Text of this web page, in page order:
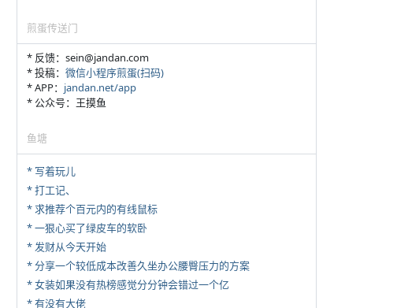
煎蛋传送门
* 反馈：sein@jandan.com
* 投稿： 微信小程序煎蛋(扫码)
* APP： jandan.net/app
* 公众号：王摸鱼
鱼塘
* 写着玩儿
* 打工记、
* 求推荐个百元内的有线鼠标
* 一狠心买了绿皮车的软卧
* 发财从今天开始
* 分享一个较低成本改善久坐办公腰臀压力的方案
* 女装如果没有热榜感觉分分钟会错过一个亿
* 有没有大佬